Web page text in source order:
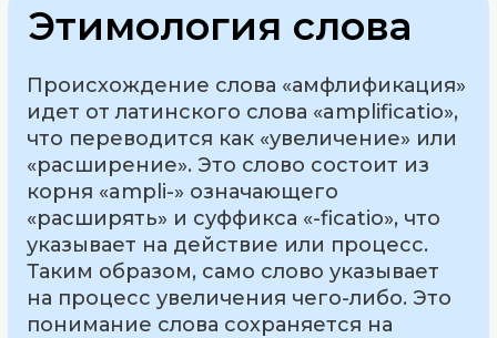
Этимология слова
Происхождение слова «амфлификация»
идет от латинского слова «amplificatio»,
что переводится как «увеличение» или
«расширение». Это слово состоит из
корня «ampli-» означающего
«расширять» и суффикса «-ficatio», что
указывает на действие или процесс.
Таким образом, само слово указывает
на процесс увеличения чего-либо. Это
понимание слова сохраняется на